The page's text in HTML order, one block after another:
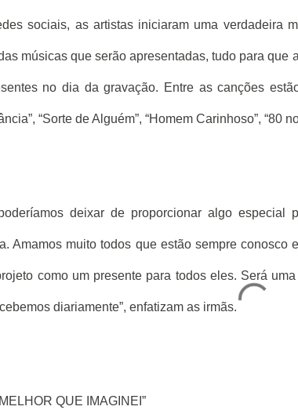
sociais, as artistas iniciaram uma verdadeira
músicas que serão apresentadas, tudo para que
no dia da gravação. Entre as canções
“Sorte de Alguém”, “Homem Carinhoso”, “80
deixar de proporcionar algo especial
Amamos muito todos que estão sempre
como um presente para todos eles. Será
diariamente”, enfatizam as irmãs.
QUE IMAGINEI”